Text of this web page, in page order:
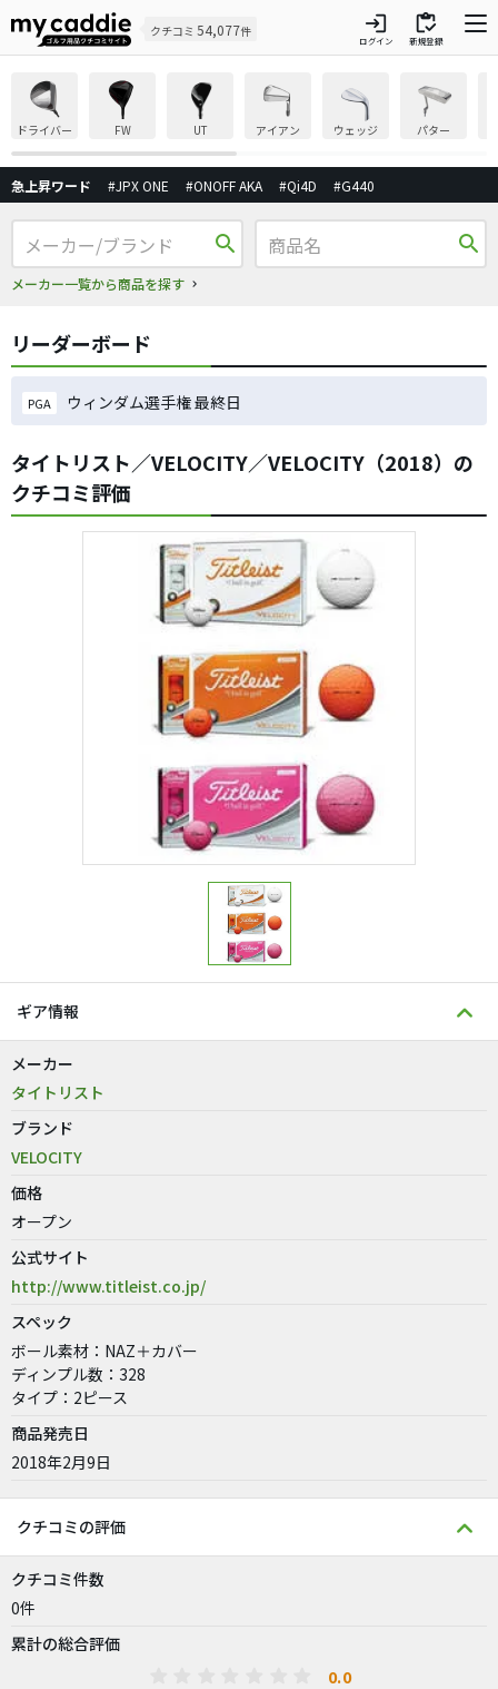
クチコミ 54,077件 login
ログイン
inventory
新規登録
ドライバー FW UT アイアン ウェッジ パター
急上昇ワード #JPX ONE #ONOFF AKA #Qi4D #G440
search
メーカー一覧から商品を探す
search
リーダーボード
PGA ウィンダム選手権 最終日
タイトリスト／VELOCITY／VELOCITY（2018）の
クチコミ評価
ギア情報
メーカー
タイトリスト
ブランド
VELOCITY
価格
オープン
公式サイト
http://www.titleist.co.jp/
スペック
ボール素材：NAZ＋カバー
ディンプル数：328
タイプ：2ピース
商品発売日
2018年2月9日
クチコミの評価
クチコミ件数
0件
累計の総合評価
0.0